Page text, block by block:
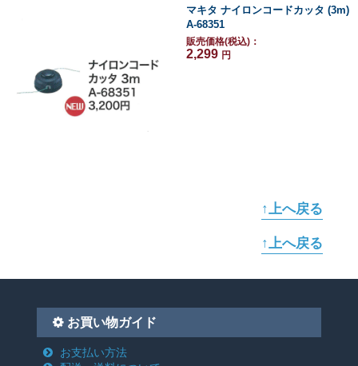
マキタ ナイロンコードカッタ (3m)
A-68351
販売価格(税込)：
2,299 円
↑上へ戻る
↑上へ戻る
お買い物ガイド
お支払い方法